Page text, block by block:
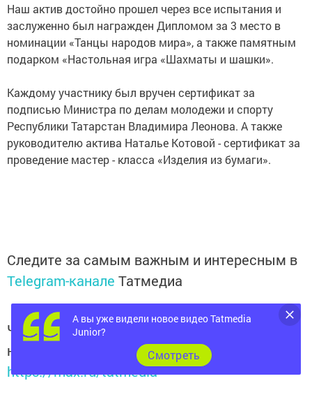
Наш актив достойно прошел через все испытания и
заслуженно был награжден Дипломом за 3 место в
номинации «Танцы народов мира», а также памятным
подарком «Настольная игра «Шахматы и шашки».
Каждому участнику был вручен сертификат за
подписью Министра по делам молодежи и спорту
Республики Татарстан Владимира Леонова. А также
руководителю актива Наталье Котовой - сертификат за
проведение мастер - класса «Изделия из бумаги».
Следите за самым важным и интересным в
Telegram-канале Татмедиа
Читайте новости Татарстана в
национальном мессенджере MАХ:
https://max.ru/tatmedia
А вы уже видели новое видео Tatmedia
Junior?
Cмотреть